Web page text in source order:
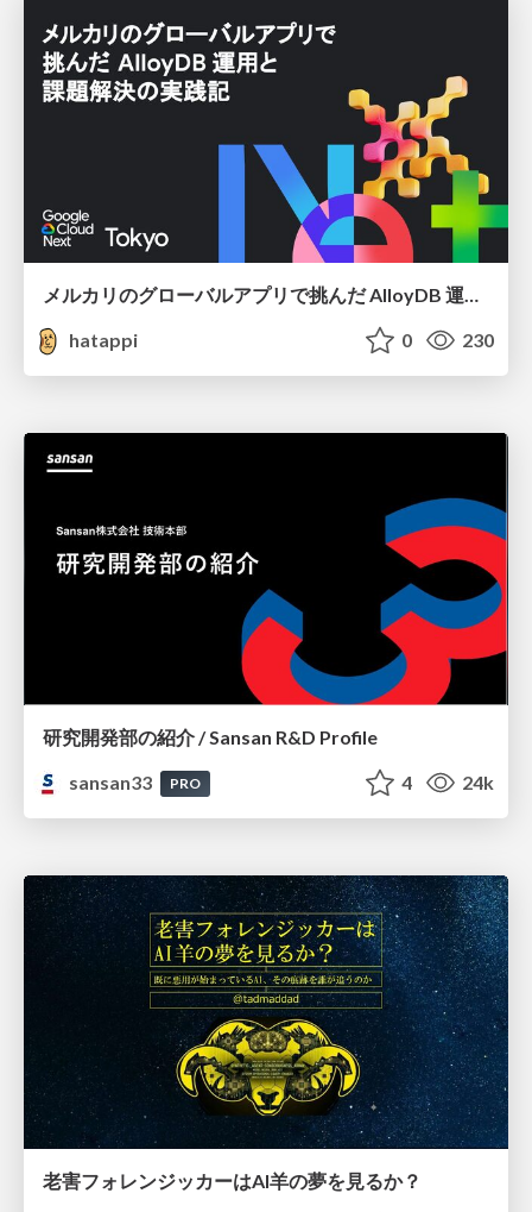
メルカリのグローバルアプリで挑んだ AlloyDB 運用と課題解決の実践記
hatappi
0 230
研究開発部の紹介 / Sansan R&D Profile
sansan33
PRO 4 24k
老害フォレンジッカーはAI羊の夢を見るか？